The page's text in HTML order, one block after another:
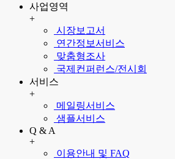
사업영역
+
시장보고서
연간정보서비스
맞춤형조사
국제컨퍼런스/전시회
서비스
+
메일링서비스
샘플서비스
Q & A
+
이용안내 및 FAQ